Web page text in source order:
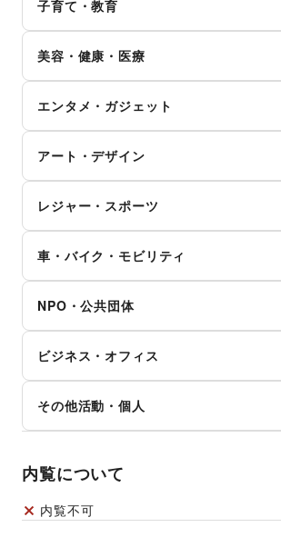
ファッション雑貨
和服・着物
古着
その他ファッション
食材・調味料
物産展・マルシェ
キッチンカー・移動販売
野菜・果物・生鮮食品
その他フード・飲食
手芸・ハンドメイド
花・盆栽・ドライフラワー
犬・猫・ペット
日用雑貨
食器・陶磁器
その他インテリア・生活雑貨
ハウスクリーニング・家事代行
定期宅配
リサイクル雑貨・古本
冠婚葬祭
資格・習い事
リフォーム
住宅（購入・賃貸）
たばこ
修理・メンテナンス
就職・転職・求人
保険
銀行
住宅ローン
証券・FX
不動産投資
その他金融サービス
子育て・教育
ランドセル
学習教材・通信教育
子供向け教室・レッスン
塾・家庭教師
おもちゃ・絵本
その他子育て・教育
美容・健康・医療
ダイエット・健康グッズ
美容・コスメ・香水
ヘアケア・シャンプー
美容家電
ヘアサロン・ネイルサロン
マッサージ・整体
女性用品・フェムテック
コンタクトレンズ
医療・医薬品
その他美容・健康
エンタメ・ガジェット
スマホアクセサリー
ガジェット
ゲーム
アニメ
コミック・マンガ
アイドル・芸能人
CD・DVD・本・雑誌
Webメディア・アプリ
テレビ・ドラマ
映画
音楽・ライブ
演劇
占い
その他エンタメ・ガジェット
アート・デザイン
写真・イラストレーション
立体作品・彫刻
その他アート・デザイン
レジャー・スポーツ
キャンプ・アウトドア
野球
サッカー
バスケットボール
ゴルフ
その他レジャー・スポーツ
車・バイク・モビリティ
バイク・オートバイ
自転車・ロードバイク
マイクロモビリティ
その他車・バイク・モビリティ
NPO・公共団体
外国団体・大使館
募金・寄付
NPO・ボランティア活動
その他NPO・公共団体
ビジネス・オフィス
オフィス家具・OA機器
イベント企画・運営
その他活動・個人
内覧について
内覧不可